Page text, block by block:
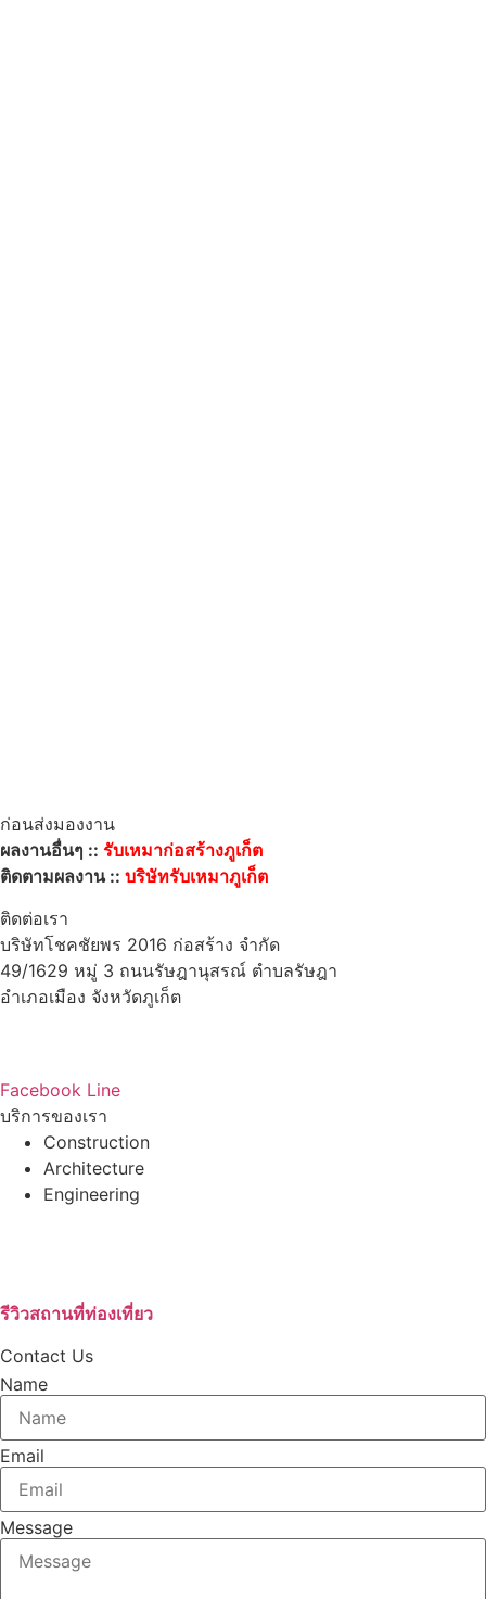
ก่อนส่งมองงาน
ผลงานอื่นๆ :: รับเหมาก่อสร้างภูเก็ต
ติดตามผลงาน :: บริษัทรับเหมาภูเก็ต
ติดต่อเรา
บริษัทโชคชัยพร 2016 ก่อสร้าง จำกัด
49/1629 หมู่ 3 ถนนรัษฎานุสรณ์ ตำบลรัษฎา
อำเภอเมือง จังหวัดภูเก็ต
Facebook Line
บริการของเรา
Construction
Architecture
Engineering
รีวิวสถานที่ท่องเที่ยว
Contact Us
Name
Email
Message